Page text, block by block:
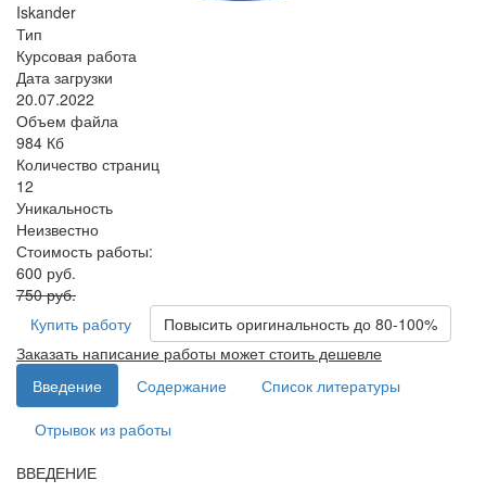
Iskander
Тип
Курсовая работа
Дата загрузки
20.07.2022
Объем файла
984 Кб
Количество страниц
12
Уникальность
Неизвестно
Стоимость работы:
600 руб.
750 руб.
Купить работу
Повысить оригинальность до 80-100%
Заказать написание работы может стоить дешевле
Введение
Содержание
Список литературы
Отрывок из работы
ВВЕДЕНИЕ